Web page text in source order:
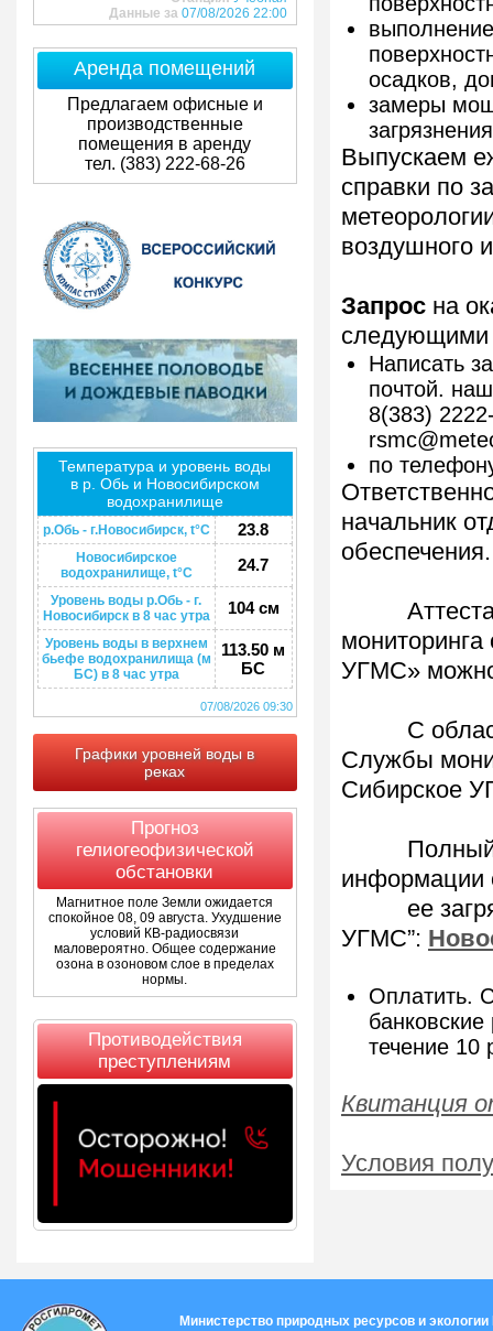
Данные за 07/08/2026 22:00
Аренда помещений
Предлагаем офисные и
производственные
помещения в аренду
тел. (383) 222-68-26
Температура и уровень воды
в р. Обь и Новосибирском
водохранилище
р.Обь - г.Новосибирск, t°C 23.8
Новосибирское
водохранилище, t°C
24.7
Уровень воды р.Обь - г.
Новосибирск в 8 час утра
104 см
Уровень воды в верхнем
бьефе водохранилища (м
БС) в 8 час утра
113.50 м
БС
07/08/2026 09:30
Графики уровней воды в
реках
Прогноз
гелиогеофизической
обстановки
Магнитное поле Земли ожидается
спокойное 08, 09 августа. Ухудшение
условий КВ-радиосвязи
маловероятно. Общее содержание
озона в озоновом слое в пределах
нормы.
Противодействия
преступлениям
осадков,
замеры
Выпускаем
справки по
воздушного
Запрос на
следующими
Написать
почтой.
8(383)
по
начальник
обеспечения.
Аттестат
УГМС»
С
Службы
Сибирское
Полный
информации
ее
УГМС”:
Оплатить.
течение 10
Квитанция
Условия
Министерство природных ресурсов и